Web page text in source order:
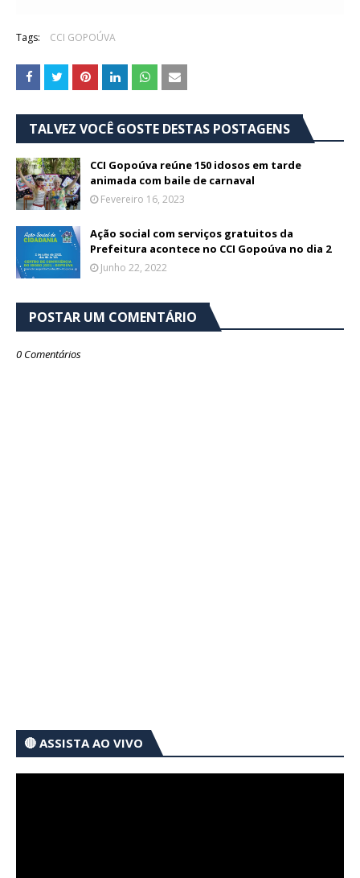
Tags: CCI GOPOÚVA
TALVEZ VOCÊ GOSTE DESTAS POSTAGENS
CCI Gopoúva reúne 150 idosos em tarde
animada com baile de carnaval
Fevereiro 16, 2023
Ação social com serviços gratuitos da
Prefeitura acontece no CCI Gopoúva no dia 2
Junho 22, 2022
POSTAR UM COMENTÁRIO
0 Comentários
🔴 ASSISTA AO VIVO